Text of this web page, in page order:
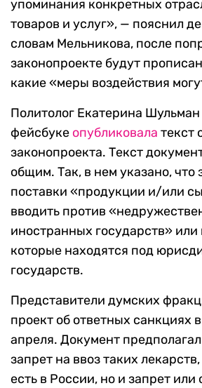
упоминания конкретных
товаров и услуг», — пояснил
словам Мельникова, после
законопроекте будут
какие «меры воздействия
Политолог Екатерина Шульман
фейсбуке опубликовала текст
законопроекта. Текст
общим. Так, в нем указано, что
поставки «продукции и/или
вводить против
иностранных государств»
которые находятся под
государств.
Представители думских
проект об ответных санкциях
апреля. Документ
запрет на ввоз таких
есть в России, но и запрет или